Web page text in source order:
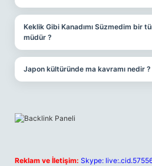
Keklik Gibi Kanadımı Süzmedim bir
müdür ?
Japon kültüründe ma kavramı nedir ?
Reklam ve İletişim: Skype: